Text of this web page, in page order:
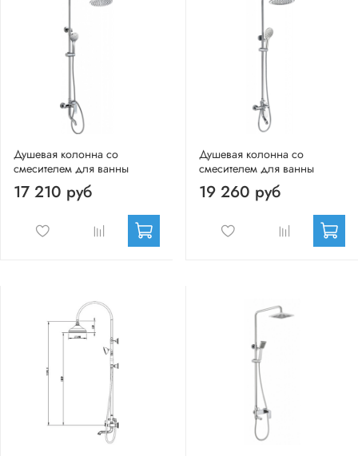
Душевая колонна со
смесителем для ванны
17 210 руб
Душевая колонна со
смесителем для ванны
19 260 руб